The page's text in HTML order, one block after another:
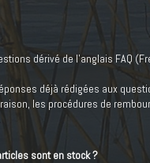
dérivé de l’anglais FAQ
déjà rédigées aux
les procédures de
sont en stock ?